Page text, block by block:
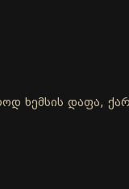
ხემსის დაფა,